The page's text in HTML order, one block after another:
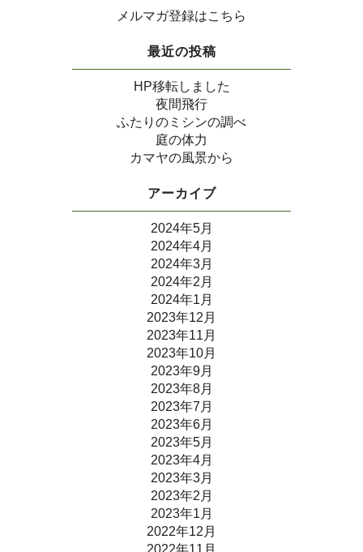
メルマガ登録はこちら
最近の投稿
HP移転しました
夜間飛行
ふたりのミシンの調べ
庭の体力
カマヤの風景から
アーカイブ
2024年5月
2024年4月
2024年3月
2024年2月
2024年1月
2023年12月
2023年11月
2023年10月
2023年9月
2023年8月
2023年7月
2023年6月
2023年5月
2023年4月
2023年3月
2023年2月
2023年1月
2022年12月